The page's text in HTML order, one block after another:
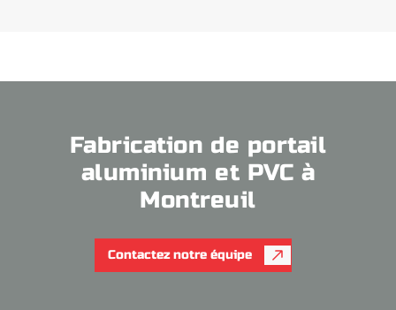
Fabrication de portail
aluminium et PVC à
Montreuil
Contactez notre équipe